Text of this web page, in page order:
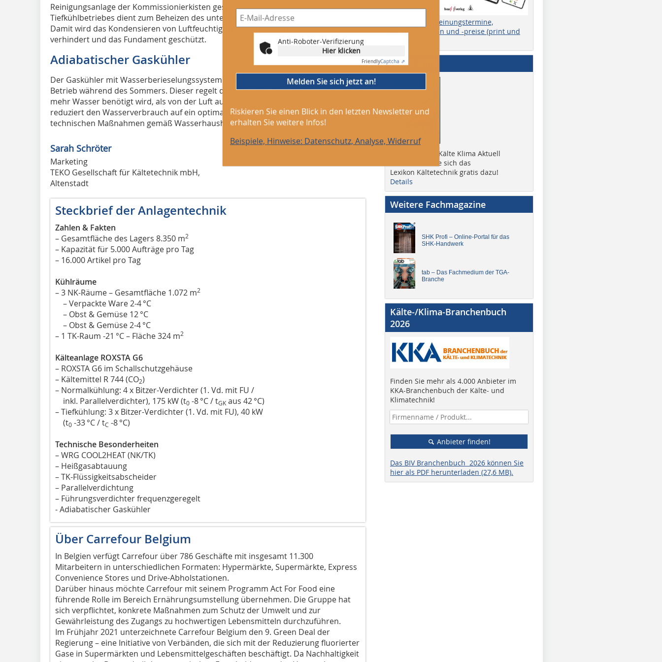
Reinigungsanlage der Kommissionierkisten gespeist. Die Wärmerückgewinnung des
Tiefkühlbetriebes dient zum Beheizen des unterlüfteten Fußbodens der TK-Zelle.
Damit wird das Kondensieren von Luftfeuchtigkeit unterhalb der Kühlzelle
verhindert und das Fundament geschützt.
Adiabatischer Gaskühler
Der Gaskühler mit Wasserberieselungssystem erhöht die Effizienz im transkritischen
Betrieb während des Sommers. Dieser regelt den Wasserzufluss exakt so, dass nicht
mehr Wasser benötigt wird, als von der Luft aufgenommen werden kann. Das
reduziert den Wasserverbrauch auf ein optimales Minimum und befreit von weiteren
technischen Maßnahmen gemäß Wasserhaushaltsgesetz.
Sarah Schröter
Marketing
TEKO Gesellschaft für Kältetechnik mbH,
Altenstadt
Steckbrief der Anlagentechnik
Zahlen & Fakten
– Gesamtfläche des Lagers 8.350 m2
– Kapazität für 5.000 Aufträge pro Tag
– 16.000 Artikel pro Tag
Kühlräume
– 3 NK-Räume – Gesamtfläche 1.072 m2
– Verpackte Ware 2-4 °C
– Obst & Gemüse 12 °C
– Obst & Gemüse 2-4 °C
– 1 TK-Raum -21 °C – Fläche 324 m2
Kälteanlage ROXSTA G6
– ROXSTA G6 im Schallschutzgehäuse
– Kältemittel R 744 (CO2)
– Normalkühlung: 4 x Bitzer-Verdichter (1. Vd. mit FU /
inkl. Parallelverdichter), 175 kW (t0 -8 °C / tGK aus 42 °C)
– Tiefkühlung: 3 x Bitzer-Verdichter (1. Vd. mit FU), 40 kW
(t0 -33 °C / tC -8 °C)
Technische Besonderheiten
– WRG COOL2HEAT (NK/TK)
– Heißgasabtauung
– TK-Flüssigkeitsabscheider
– Parallelverdichtung
– Führungsverdichter frequenzgeregelt
- Adiabatischer Gaskühler
Über Carrefour Belgium
In Belgien verfügt Carrefour über 786 Geschäfte mit insgesamt 11.300
Mitarbeitern in unterschiedlichen Formaten: Hypermärkte, Supermärkte, Express
Convenience Stores und Drive-Abholstationen.
Darüber hinaus möchte Carrefour mit seinem Programm Act For Food eine
führende Rolle im Bereich Ernährungsumstellung übernehmen. Die Gruppe hat
sich verpflichtet, konkrete Maßnahmen zum Schutz der Umwelt und zur
Gewährleistung des Zugangs zu hochwertigen Lebensmitteln durchzuführen.
Im Frühjahr 2021 unterzeichnete Carrefour Belgium den 9. Green Deal der
Regierung – eine Initiative von Verbänden, die sich mit der Reduzierung fluorierter
Gase in Supermärkten und Lebensmittelgeschäften beschäftigt. Da Nachhaltigkeit
Anti-Roboter-Verifizierung
Hier klicken
FriendlyCaptcha ⇗
Melden Sie sich jetzt an!
Riskieren Sie einen Blick in den letzten Newsletter und
erhalten Sie weitere Infos!
Beispiele, Hinweise: Datenschutz, Analyse, Widerruf
Themen, Erscheinungstermine,
Anzeigengrößen und -preise (print und
Abo + Heft
Lesen Sie KKA Kälte Klima Aktuell
und sichern Sie sich das
Lexikon Kältetechnik gratis dazu!
Details
Weitere Fachmagazine
SHK Profi – Online-Portal für das
SHK-Handwerk
tab – Das Fachmedium der TGA-
Branche
Kälte-/Klima-Branchenbuch
2026
Finden Sie mehr als 4.000 Anbieter im
KKA-Branchenbuch der Kälte- und
Klimatechnik!
Anbieter finden!
Das BIV Branchenbuch 2026 können Sie
hier als PDF herunterladen (27,6 MB).